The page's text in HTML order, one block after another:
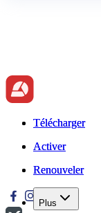
Télécharger
Activer
Renouveler
Plus
Télécharger
Activer
Renouveler